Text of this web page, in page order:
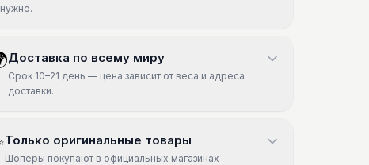
нужно.
Доставка по всему миру
Срок 10–21 день — цена зависит от веса и адреса
доставки.
Только оригинальные товары
Шоперы покупают в официальных магазинах —